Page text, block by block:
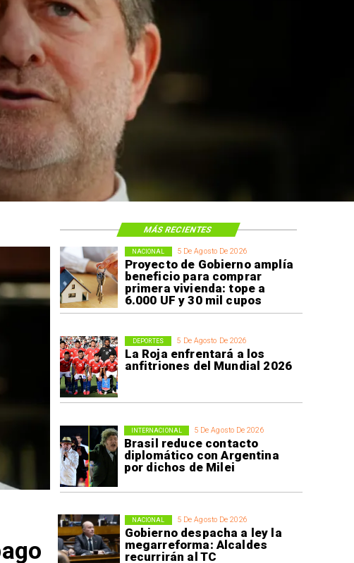
construcción
El Teniente
5 De Agosto De 2026
Proyecto de Gobierno amplía
beneficio para comprar
primera vivienda: tope a
6.000 UF y 30 mil cupos
NACIONAL
5 De Agosto De 2026
La Roja enfrentará a los
anfitriones del Mundial 2026
DEPORTES
5 De Agosto De 2026
Brasil reduce contacto
diplomático con Argentina
por dichos de Milei
INTERNACIONAL
5 De Agosto De 2026
Gobierno despacha a ley la
megarreforma: Alcaldes
recurrirán al TC
NACIONAL
MÁS RECIENTES